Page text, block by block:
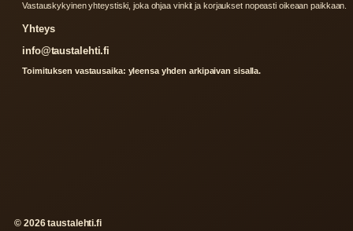
Vastauskykyinen yhteystiski, joka ohjaa vinkit ja korjaukset nopeasti oikeaan paikkaan.
Yhteys
info@taustalehti.fi
Toimituksen vastausaika: yleensa yhden arkipaivan sisalla.
© 2026 taustalehti.fi